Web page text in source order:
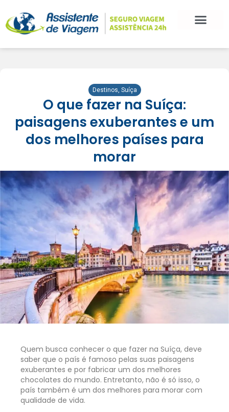
Destinos, Suíça
O que fazer na Suíça:
paisagens exuberantes e um
dos melhores países para
morar
Quem busca conhecer o que fazer na Suíça, deve
saber que o país é famoso pelas suas paisagens
exuberantes e por fabricar um dos melhores
chocolates do mundo. Entretanto, não é só isso, o
país também é um dos melhores para morar com
qualidade de vida.